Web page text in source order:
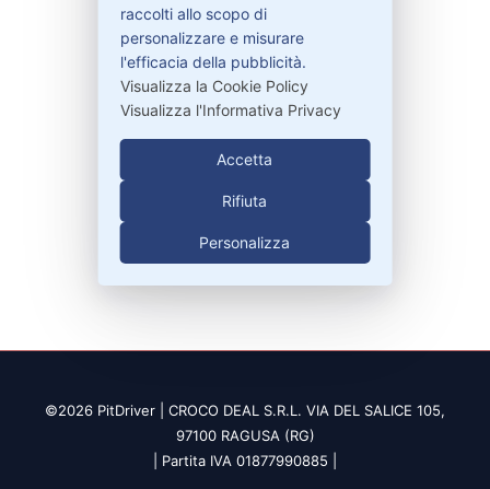
Contattaci
Garanzie
Contatti
©2026 PitDriver | CROCO DEAL S.R.L. VIA DEL SALICE 105,
97100 RAGUSA (RG)
| Partita IVA 01877990885 |
raccolti allo scopo di
personalizzare e misurare
l'efficacia della pubblicità.
Visualizza la Cookie Policy
Visualizza l'Informativa Privacy
Accetta
Rifiuta
Personalizza